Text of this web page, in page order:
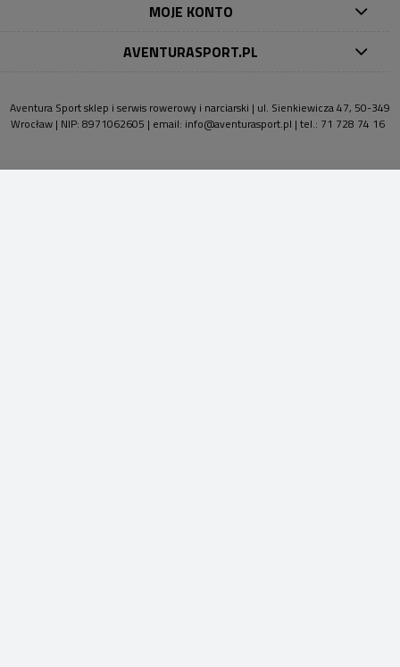
MOJE KONTO
AVENTURASPORT.PL
Aventura Sport sklep i serwis rowerowy i narciarski | ul. Sienkiewicza 47, 50-349
Wrocław | NIP: 8971062605 | email: info@aventurasport.pl | tel.: 71 728 74 16